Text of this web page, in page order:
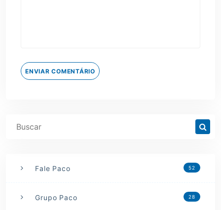
ENVIAR COMENTÁRIO
Fale Paco 52
Grupo Paco 28